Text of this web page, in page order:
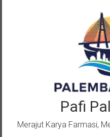
Pafi
Merajut Karya Farmasi,